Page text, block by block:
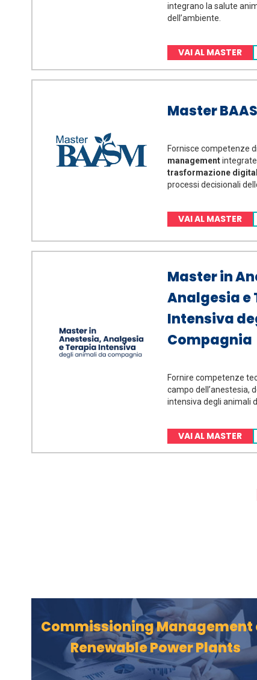
integrano la salute
dell’ambiente.
VAI AL MASTER
Master
Fornisce competenze di
managementintegrate
trasformazione
processi decisionali
VAI AL MASTER
Master in
Analgesia e
Intensiva
Compagnia
Fornire competenze
campo dell’anestesia,
intensiva degli animali
VAI AL MASTER
Commissioning Management
Renewable Power Plants